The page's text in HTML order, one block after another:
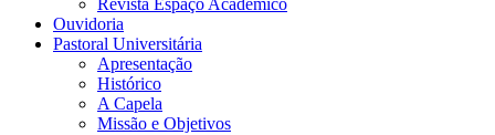
Revista Espaço Acadêmico
Ouvidoria
Pastoral Universitária
Apresentação
Histórico
A Capela
Missão e Objetivos